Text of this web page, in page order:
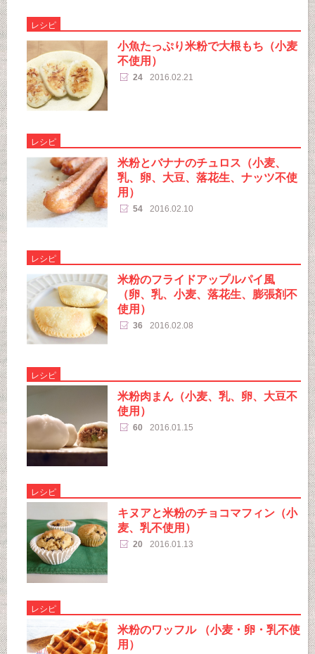
レシピ
小魚たっぷり米粉で大根もち（小麦
不使用）
24 2016.02.21
レシピ
米粉とバナナのチュロス（小麦、
乳、卵、大豆、落花生、ナッツ不使
用）
54 2016.02.10
レシピ
米粉のフライドアップルパイ風
（卵、乳、小麦、落花生、膨張剤不
使用）
36 2016.02.08
レシピ
米粉肉まん（小麦、乳、卵、大豆不
使用）
60 2016.01.15
レシピ
キヌアと米粉のチョコマフィン（小
麦、乳不使用）
20 2016.01.13
レシピ
米粉のワッフル （小麦・卵・乳不使
用）